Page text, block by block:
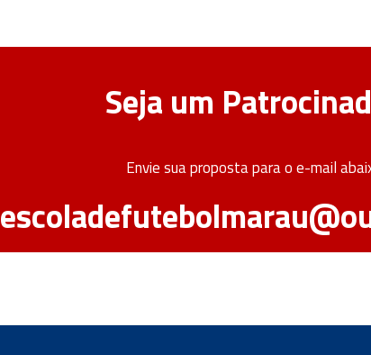
Seja um
Envie sua proposta para o e-mail